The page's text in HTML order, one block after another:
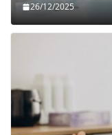
26/12/2025